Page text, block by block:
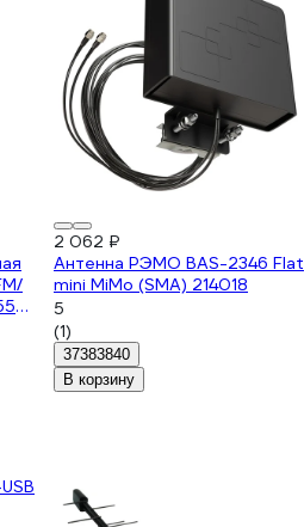
2 062 ₽
Антенна РЭМО BAS-2346 Flat
mini MiMo (SMA) 214018
5
(1)
37383840
В корзину